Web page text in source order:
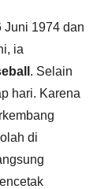
Juni 1974 dan
ia
. Selain
hari. Karena
di